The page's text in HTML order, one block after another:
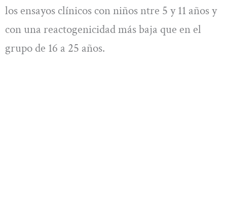
los ensayos clínicos con niños ntre 5 y 11 años y
con una reactogenicidad más baja que en el
grupo de 16 a 25 años.